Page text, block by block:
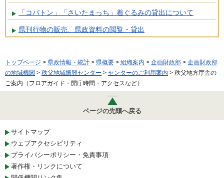
「コバトン」「さいたまっち」着ぐるみの貸出について
県刊行物の販売、県政資料の閲覧・貸出
トップページ > 県政情報・統計 > 県概要 > 組織案内 > 企画財政部 > 企画財政部
の地域機関 > 秩父地域振興センター > センターのご利用案内 > 秩父地方庁舎の
ご案内（フロアガイド・開庁時間・アクセスなど）
ページの先頭へ戻る
サイトマップ
ウェブアクセシビリティ
プライバシーポリシー・免責事項
著作権・リンクについて